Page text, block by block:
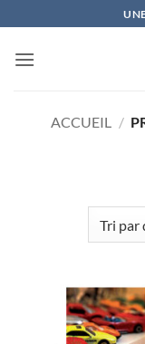
au
contenu
ACCUEIL /